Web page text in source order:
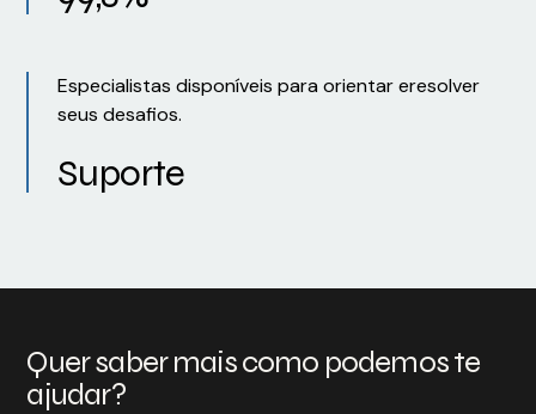
Especialistas disponíveis para orientar eresolver
seus desafios.
Suporte
Quer saber mais como podemos te
ajudar?